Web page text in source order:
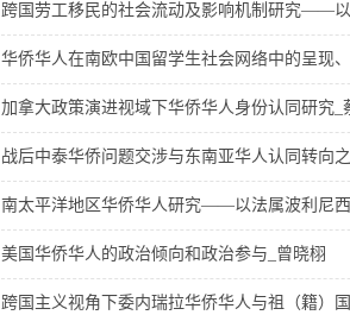
跨国劳工移民的社会流动及影响机制研究——
华侨华人在南欧中国留学生社会网络中的呈现
加拿大政策演进视域下华侨华人身份认同研究_
战后中泰华侨问题交涉与东南亚华人认同转向
南太平洋地区华侨华人研究——以法属波利尼
美国华侨华人的政治倾向和政治参与_曾晓栩
跨国主义视角下委内瑞拉华侨华人与祖（籍）